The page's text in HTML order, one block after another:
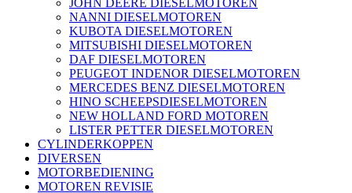
JOHN DEERE DIESELMOTOREN
NANNI DIESELMOTOREN
KUBOTA DIESELMOTOREN
MITSUBISHI DIESELMOTOREN
DAF DIESELMOTOREN
PEUGEOT INDENOR DIESELMOTOREN
MERCEDES BENZ DIESELMOTOREN
HINO SCHEEPSDIESELMOTOREN
NEW HOLLAND FORD MOTOREN
LISTER PETTER DIESELMOTOREN
CYLINDERKOPPEN
DIVERSEN
MOTORBEDIENING
MOTOREN REVISIE